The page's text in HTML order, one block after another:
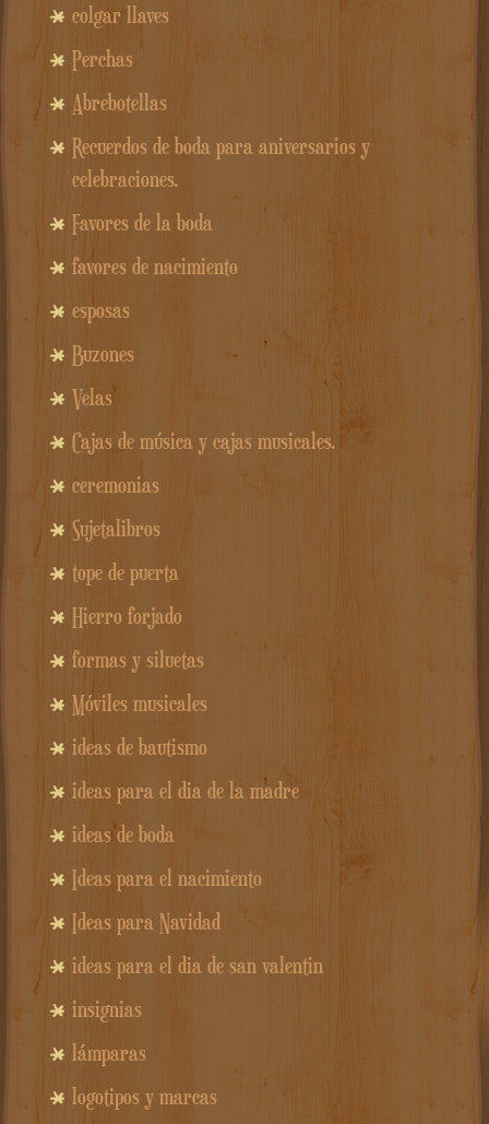
colgar llaves
Perchas
Abrebotellas
Recuerdos de boda para aniversarios y
celebraciones.
Favores de la boda
favores de nacimiento
esposas
Buzones
Velas
Cajas de música y cajas musicales.
ceremonias
Sujetalibros
tope de puerta
Hierro forjado
formas y siluetas
Móviles musicales
ideas de bautismo
ideas para el dia de la madre
ideas de boda
Ideas para el nacimiento
Ideas para Navidad
ideas para el dia de san valentin
insignias
lámparas
logotipos y marcas